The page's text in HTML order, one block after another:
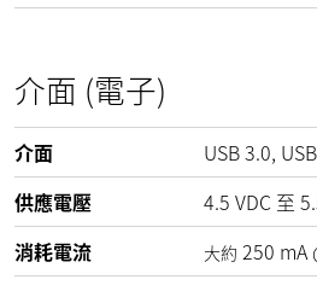
介面 (電子)
介面
USB 3.0,
供應電壓
4.5 VDC 至
消耗電流
大約 250 mA